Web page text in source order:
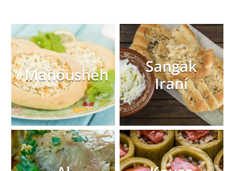
Manousheh
Sangak
Iraní